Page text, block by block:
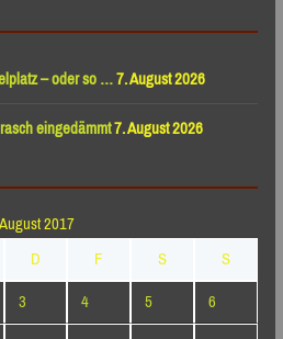
– oder so …7. August 2026
eingedämmt7. August 2026
August 2017
D F S
S
3 4 5
6